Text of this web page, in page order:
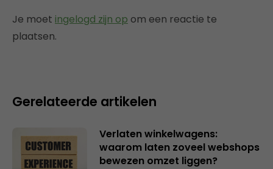
Je moet ingelogd zijn op om een reactie te
plaatsen.
Gerelateerde artikelen
Verlaten winkelwagens:
waarom laten zoveel webshops
bewezen omzet liggen?